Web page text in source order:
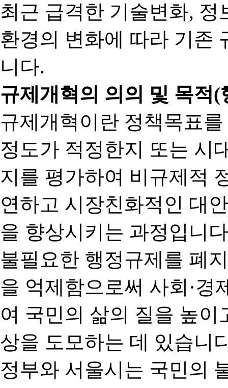
최근 급격한 기술변화,
환경의 변화에 따라 기존
니다.
규제개혁의 의의 및 목적
규제개혁이란 정책목표
정도가 적정한지 또는 시
지를 평가하여 비규제적
연하고 시장친화적인 대
을 향상시키는 과정입니
불필요한 행정규제를 폐
을 억제함으로써 사회·경
여 국민의 삶의 질을 높
상을 도모하는 데 있습니
정부와 서울시는 국민의